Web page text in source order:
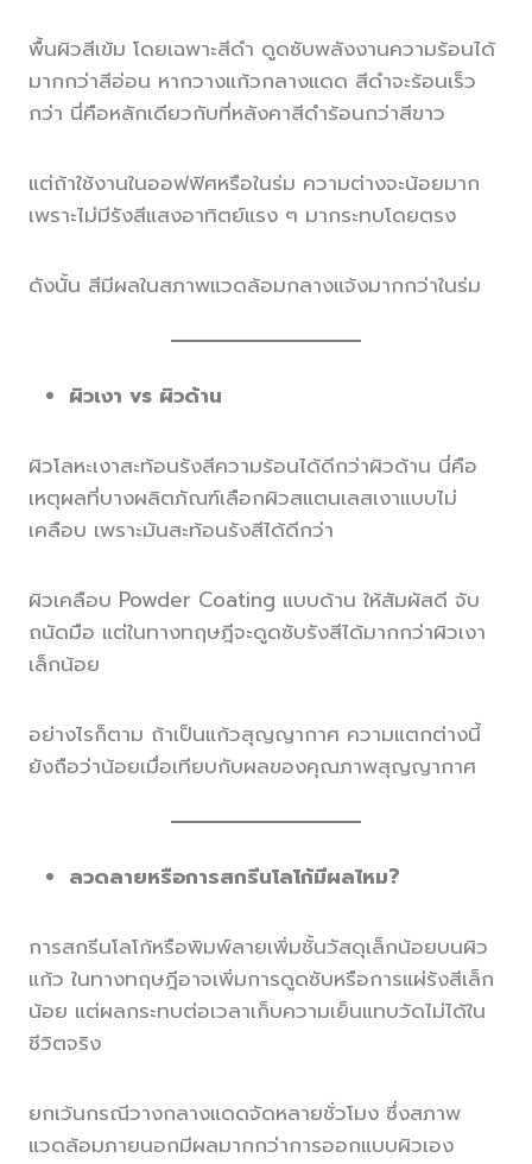
พื้นผิวสีเข้ม โดยเฉพาะสีดำ ดูดซับพลังงานความร้อนได้
มากกว่าสีอ่อน หากวางแก้วกลางแดด สีดำจะร้อนเร็ว
กว่า นี่คือหลักเดียวกับที่หลังคาสีดำร้อนกว่าสีขาว
แต่ถ้าใช้งานในออฟฟิศหรือในร่ม ความต่างจะน้อยมาก
เพราะไม่มีรังสีแสงอาทิตย์แรง ๆ มากระทบโดยตรง
ดังนั้น สีมีผลในสภาพแวดล้อมกลางแจ้งมากกว่าในร่ม
ผิวเงา vs ผิวด้าน
ผิวโลหะเงาสะท้อนรังสีความร้อนได้ดีกว่าผิวด้าน นี่คือ
เหตุผลที่บางผลิตภัณฑ์เลือกผิวสแตนเลสเงาแบบไม่
เคลือบ เพราะมันสะท้อนรังสีได้ดีกว่า
ผิวเคลือบ Powder Coating แบบด้าน ให้สัมผัสดี จับ
ถนัดมือ แต่ในทางทฤษฎีจะดูดซับรังสีได้มากกว่าผิวเงา
เล็กน้อย
อย่างไรก็ตาม ถ้าเป็นแก้วสุญญากาศ ความแตกต่างนี้
ยังถือว่าน้อยเมื่อเทียบกับผลของคุณภาพสุญญากาศ
ลวดลายหรือการสกรีนโลโก้มีผลไหม?
การสกรีนโลโก้หรือพิมพ์ลายเพิ่มชั้นวัสดุเล็กน้อยบนผิว
แก้ว ในทางทฤษฎีอาจเพิ่มการดูดซับหรือการแผ่รังสีเล็ก
น้อย แต่ผลกระทบต่อเวลาเก็บความเย็นแทบวัดไม่ได้ใน
ชีวิตจริง
ยกเว้นกรณีวางกลางแดดจัดหลายชั่วโมง ซึ่งสภาพ
แวดล้อมภายนอกมีผลมากกว่าการออกแบบผิวเอง